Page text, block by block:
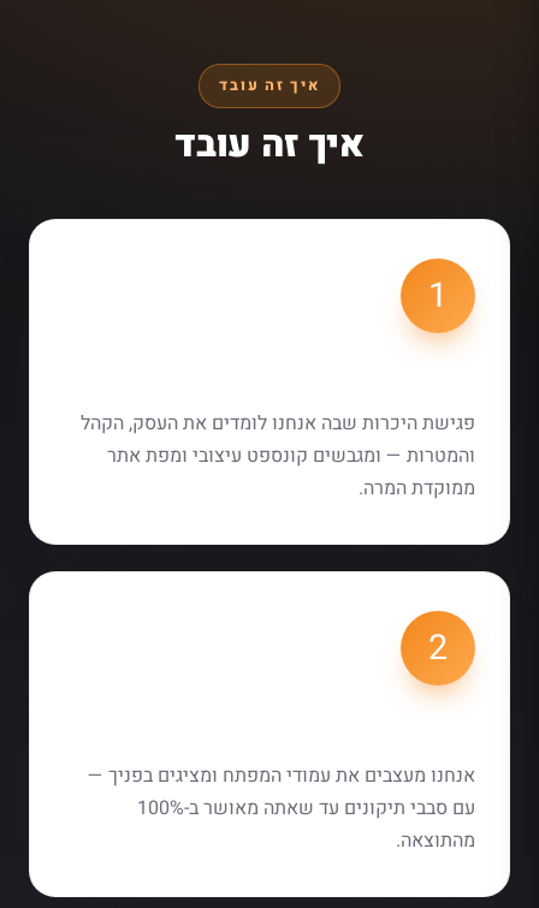
איך זה עובד
איך זה עובד
1
פגישת היכרות שבה אנחנו לומדים את העסק, הקהל
והמטרות — ומגבשים קונספט עיצובי ומפת אתר
ממוקדת המרה.
2
אנחנו מעצבים את עמודי המפתח ומציגים בפניך —
עם סבבי תיקונים עד שאתה מאושר ב-100%
מהתוצאה.